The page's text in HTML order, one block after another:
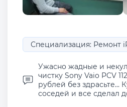
Специализация: Ремонт
Ужасно жадные и
чистку Sony Vaio PCV
рублей без здрасьте...
соседей и все сделал